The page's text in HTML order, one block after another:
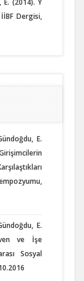
E. (2014). Y
Dergisi,
E.
E.
ve İşe
Sosyal